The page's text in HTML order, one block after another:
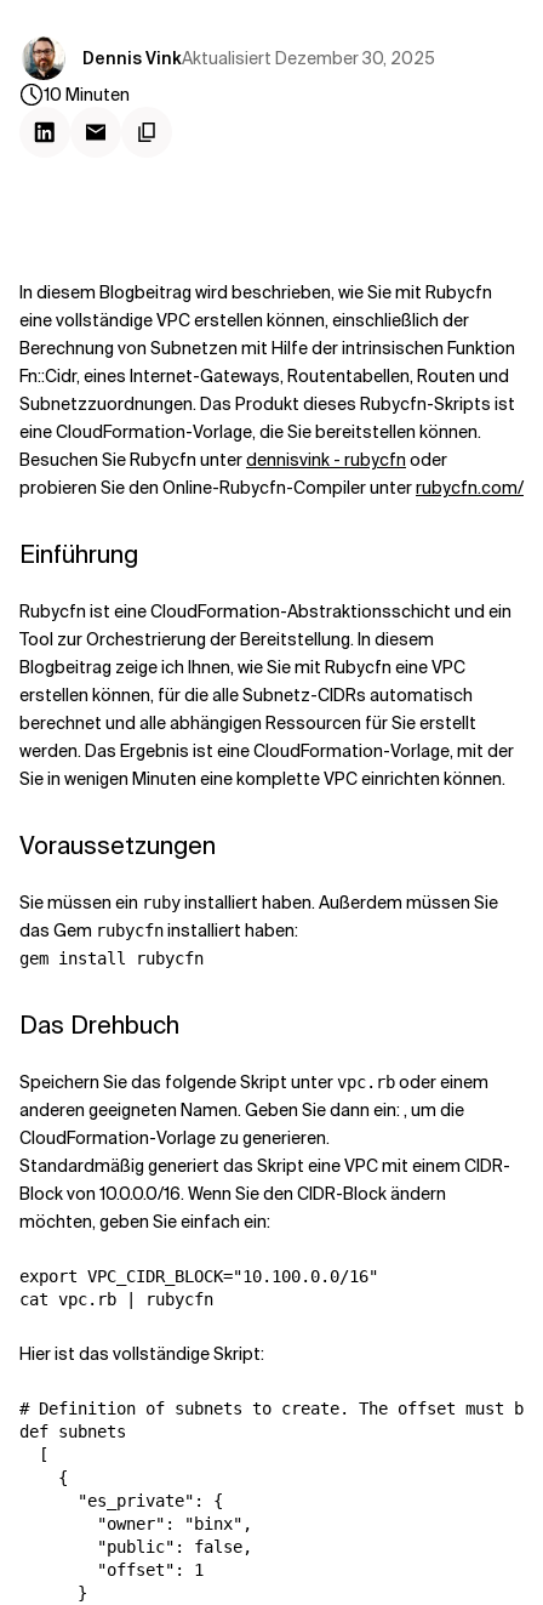
Verwandte Themen
Dennis VinkAktualisiert Dezember 30, 2025
10 Minuten
In diesem Blogbeitrag wird beschrieben, wie Sie mit Rubycfn
eine vollständige VPC erstellen können, einschließlich der
Berechnung von Subnetzen mit Hilfe der intrinsischen Funktion
Fn::Cidr, eines Internet-Gateways, Routentabellen, Routen und
Subnetzzuordnungen. Das Produkt dieses Rubycfn-Skripts ist
eine CloudFormation-Vorlage, die Sie bereitstellen können.
Besuchen Sie Rubycfn unterdennisvink - rubycfn oder
probieren Sie den Online-Rubycfn-Compiler unterrubycfn.com/
Einführung
Rubycfn ist eine CloudFormation-Abstraktionsschicht und ein
Tool zur Orchestrierung der Bereitstellung. In diesem
Blogbeitrag zeige ich Ihnen, wie Sie mit Rubycfn eine VPC
erstellen können, für die alle Subnetz-CIDRs automatisch
berechnet und alle abhängigen Ressourcen für Sie erstellt
werden. Das Ergebnis ist eine CloudFormation-Vorlage, mit der
Sie in wenigen Minuten eine komplette VPC einrichten können.
Voraussetzungen
Sie müssen ein rubyinstalliert haben. Außerdem müssen Sie
das Gem rubycfninstalliert haben:
gem install rubycfn
Das Drehbuch
Speichern Sie das folgende Skript untervpc.rboder einem
anderen geeigneten Namen. Geben Sie dann ein:, um die
CloudFormation-Vorlage zu generieren.
Standardmäßig generiert das Skript eine VPC mit einem CIDR-
Block von 10.0.0.0/16. Wenn Sie den CIDR-Block ändern
möchten, geben Sie einfach ein:
export VPC_CIDR_BLOCK="10.100.0.0/16"
Hier ist das vollständige Skript:
# Definition of subnets to create. The offset must be
def subnets
  [
    {
      "es_private": {
        "owner": "binx",
        "public": false,
        "offset": 1
      }